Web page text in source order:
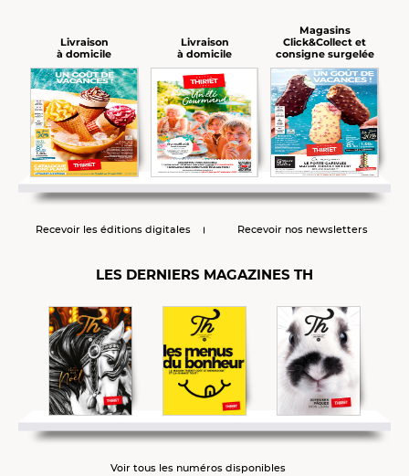
Livraison
à domicile
Livraison
à domicile
Magasins
Click&Collect et
consigne surgelée
Recevoir les éditions digitales Recevoir nos newsletters
LES DERNIERS MAGAZINES TH
Voir tous les numéros disponibles